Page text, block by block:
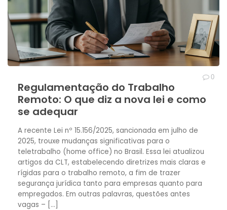
Regulamentação do Trabalho
Remoto: O que diz a nova lei e como
se adequar
0
A recente Lei nº 15.156/2025, sancionada em julho de
2025, trouxe mudanças significativas para o
teletrabalho (home office) no Brasil. Essa lei atualizou
artigos da CLT, estabelecendo diretrizes mais claras e
rígidas para o trabalho remoto, a fim de trazer
segurança jurídica tanto para empresas quanto para
empregados. Em outras palavras, questões antes
vagas – […]